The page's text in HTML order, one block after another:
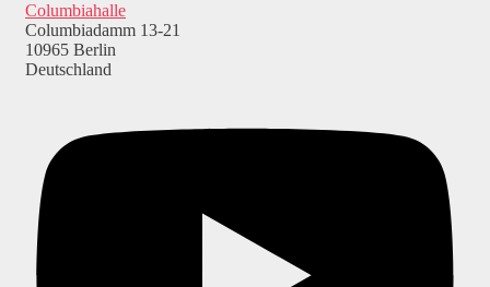
Columbiahalle
Columbiadamm 13-21
10965 Berlin
Deutschland